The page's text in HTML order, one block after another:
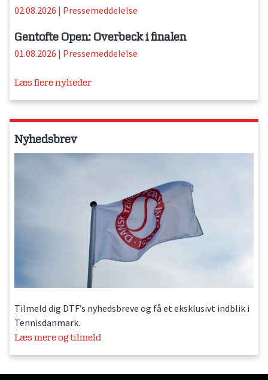
02.08.2026 | Pressemeddelelse
Gentofte Open: Overbeck i finalen
01.08.2026 | Pressemeddelelse
Læs flere nyheder
Nyhedsbrev
Tilmeld dig DTF’s nyhedsbreve og få et eksklusivt indblik i
Tennisdanmark.
Læs mere og tilmeld